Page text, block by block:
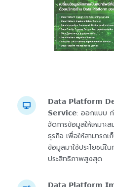
𝗗𝗮𝘁𝗮 𝗣𝗹𝗮𝘁𝗳𝗼𝗿𝗺
𝗦𝗲𝗿𝘃𝗶𝗰𝗲: ออกแบบ
จัดการข้อมูลให้เหมาะ
ธุรกิจ เพื่อให้สามารถเ
ข้อมูลมาใช้ประโยชน์ใ
ประสิทธิภาพสูงสุด